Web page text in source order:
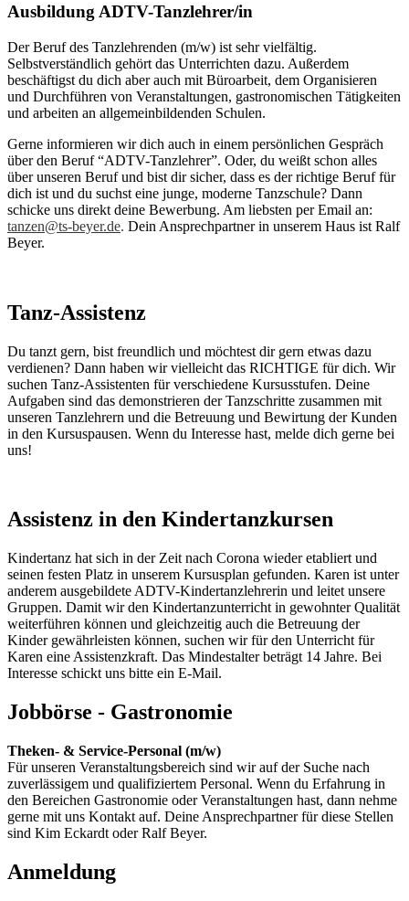
Ausbildung ADTV-Tanzlehrer/in
Der Beruf des Tanzlehrenden (m/w) ist sehr vielfältig.
Selbstverständlich gehört das Unterrichten dazu. Außerdem
beschäftigst du dich aber auch mit Büroarbeit, dem Organisieren
und Durchführen von Veranstaltungen, gastronomischen Tätigkeiten
und arbeiten an allgemeinbildenden Schulen.
Gerne informieren wir dich auch in einem persönlichen Gespräch
über den Beruf “ADTV-Tanzlehrer”. Oder, du weißt schon alles
über unseren Beruf und bist dir sicher, dass es der richtige Beruf für
dich ist und du suchst eine junge, moderne Tanzschule? Dann
schicke uns direkt deine Bewerbung. Am liebsten per Email an:
tanzen@ts-beyer.de. Dein Ansprechpartner in unserem Haus ist Ralf
Beyer.
Tanz-Assistenz
Du tanzt gern, bist freundlich und möchtest dir gern etwas dazu
verdienen? Dann haben wir vielleicht das RICHTIGE für dich. Wir
suchen Tanz-Assistenten für verschiedene Kursusstufen. Deine
Aufgaben sind das demonstrieren der Tanzschritte zusammen mit
unseren Tanzlehrern und die Betreuung und Bewirtung der Kunden
in den Kursuspausen. Wenn du Interesse hast, melde dich gerne bei
uns!
Assistenz in den Kindertanzkursen
Kindertanz hat sich in der Zeit nach Corona wieder etabliert und
seinen festen Platz in unserem Kursusplan gefunden. Karen ist unter
anderem ausgebildete ADTV-Kindertanzlehrerin und leitet unsere
Gruppen. Damit wir den Kindertanzunterricht in gewohnter Qualität
weiterführen können und gleichzeitig auch die Betreuung der
Kinder gewährleisten können, suchen wir für den Unterricht für
Karen eine Assistenzkraft. Das Mindestalter beträgt 14 Jahre. Bei
Interesse schickt uns bitte ein E-Mail.
Jobbörse - Gastronomie
Theken- & Service-Personal (m/w)
Für unseren Veranstaltungsbereich sind wir auf der Suche nach
zuverlässigem und qualifiziertem Personal. Wenn du Erfahrung in
den Bereichen Gastronomie oder Veranstaltungen hast, dann nehme
gerne mit uns Kontakt auf. Deine Ansprechpartner für diese Stellen
sind Kim Eckardt oder Ralf Beyer.
Anmeldung